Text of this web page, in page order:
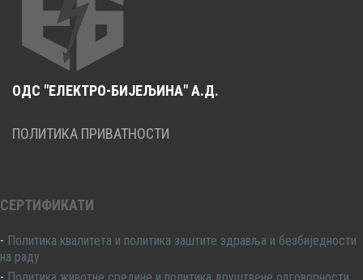
ОДС "ЕЛЕКТРО-БИЈЕЉИНА" А.Д.
ПОЛИТИКА ПРИВАТНОСТИ
СЕРТИФИКАТИ
- Политика квалитета и политика заштите здравља и безбиједности
на раду
- Политика животне средине и политика друштвене одговорности